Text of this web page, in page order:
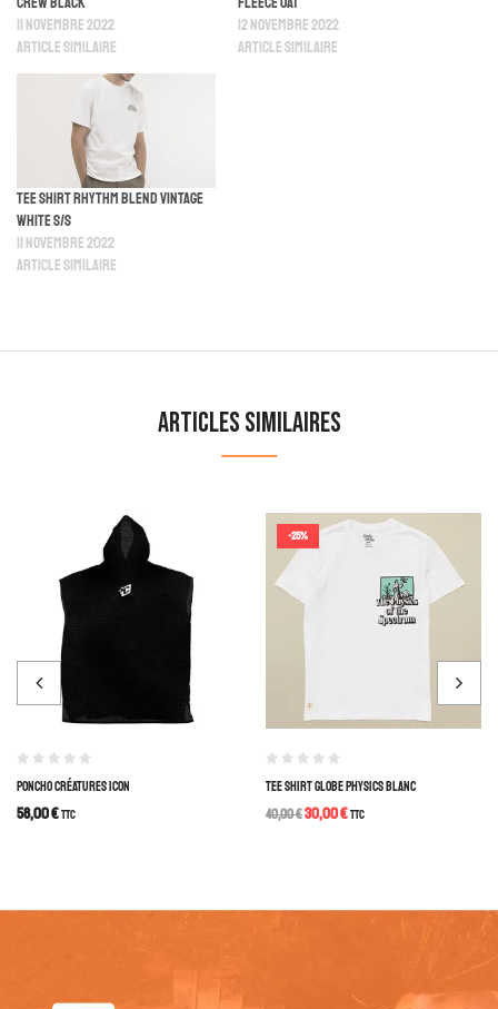
11 novembre 2022
Article similaire
12 novembre 2022
Article similaire
Tee Shirt Rhythm Blend Vintage
White S/S
11 novembre 2022
Article similaire
Articles similaires
PONCHO CRÉATURES ICON
58,00€TTC
-25%
TEE SHIRT GLOBE PHYSICS BLANC
40,00€30,00€TTC